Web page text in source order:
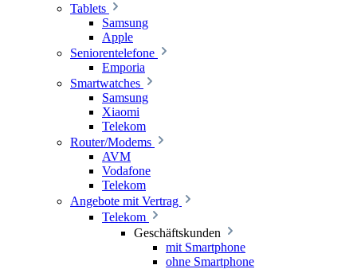
Tablets
Samsung
Apple
Seniorentelefone
Emporia
Smartwatches
Samsung
Xiaomi
Telekom
Router/Modems
AVM
Vodafone
Telekom
Angebote mit Vertrag
Telekom
Geschäftskunden
mit Smartphone
ohne Smartphone